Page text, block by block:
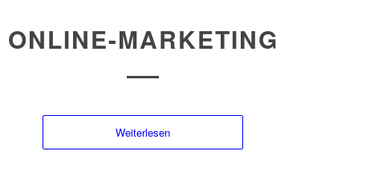
ONLINE-MARKETING
Weiterlesen